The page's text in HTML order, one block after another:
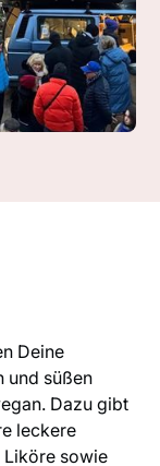
Deine
und süßen
Dazu gibt
leckere
Liköre sowie